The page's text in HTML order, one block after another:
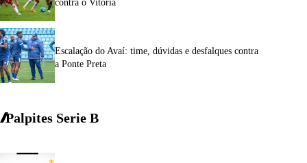
contra o Vitória
Escalação do Avaí: time, dúvidas e desfalques contra
a Ponte Preta
Palpites Serie B